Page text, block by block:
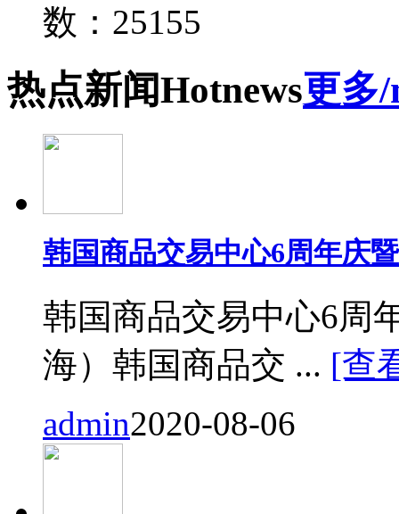
数：25155
热点新闻Hotnews更多
韩国商品交易中心6周年庆
韩国商品交易中心6周
海）韩国商品交 ... [查
admin2020-08-06